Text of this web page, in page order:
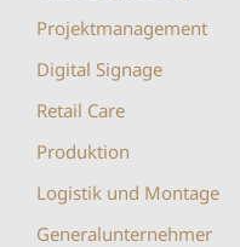
Projektmanagement
Digital Signage
Retail Care
Produktion
Logistik und Montage
Generalunternehmer